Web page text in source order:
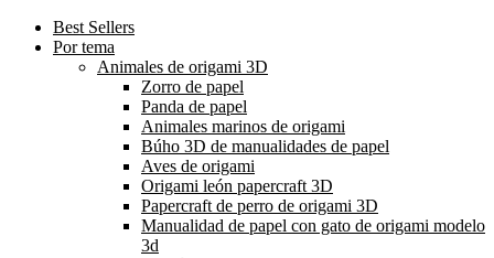
Best Sellers
Por tema
Animales de origami 3D
Zorro de papel
Panda de papel
Animales marinos de origami
Búho 3D de manualidades de papel
Aves de origami
Origami león papercraft 3D
Papercraft de perro de origami 3D
Manualidad de papel con gato de origami modelo
3d